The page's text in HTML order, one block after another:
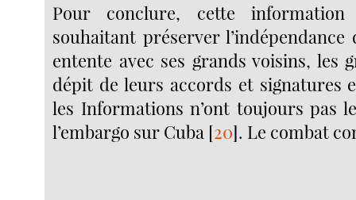
Pour conclure, cette
souhaitant préserver l’indépendance
entente avec ses grands voisins, les
dépit de leurs accords et signatures
les Informations n’ont toujours pas
l’embargo sur Cuba [20]. Le combat